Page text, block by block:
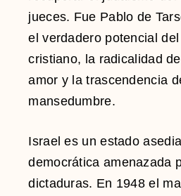
jueces. Fue Pablo de
el verdadero potencial
cristiano, la radicalidad
amor y la trascendencia
mansedumbre.
Israel es un estado
democrática amenazada
dictaduras. En 1948 el